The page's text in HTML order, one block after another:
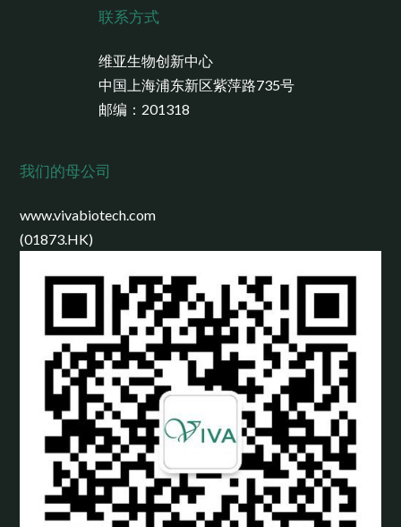
联系方式
维亚生物创新中心
中国上海浦东新区紫萍路735号
邮编：201318
我们的母公司
www.vivabiotech.com
(01873.HK)